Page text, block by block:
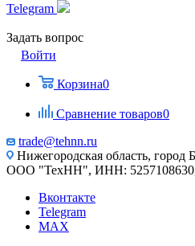
Telegram
Задать вопрос
Войти
Корзина0
Сравнение товаров0
trade@tehnn.ru
Нижегородская область, город
ООО "ТехНН", ИНН:
Вконтакте
Telegram
MAX